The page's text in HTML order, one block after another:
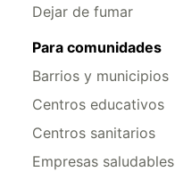
Dejar de fumar
Para comunidades
Barrios y municipios
Centros educativos
Centros sanitarios
Empresas saludables